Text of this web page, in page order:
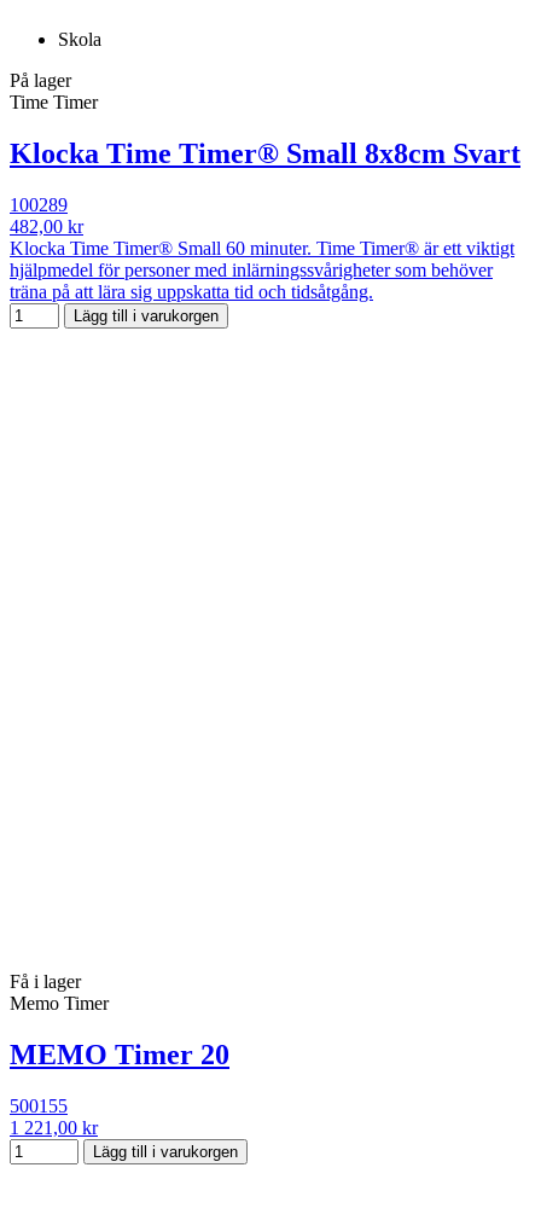
Skola
På lager
Time Timer
Klocka Time Timer® Small 8x8cm Svart
100289
482,00 kr
Klocka Time Timer® Small 60 minuter. Time Timer® är ett viktigt
hjälpmedel för personer med inlärningssvårigheter som behöver
träna på att lära sig uppskatta tid och tidsåtgång.
Lägg till i varukorgen
Få i lager
Memo Timer
MEMO Timer 20
500155
1 221,00 kr
Lägg till i varukorgen